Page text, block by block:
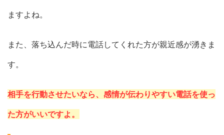
ますよね。
また、落ち込んだ時に電話してくれた方が親近感が湧きま
す。
相手を行動させたいなら、感情が伝わりやすい電話を使っ
た方がいいですよ。